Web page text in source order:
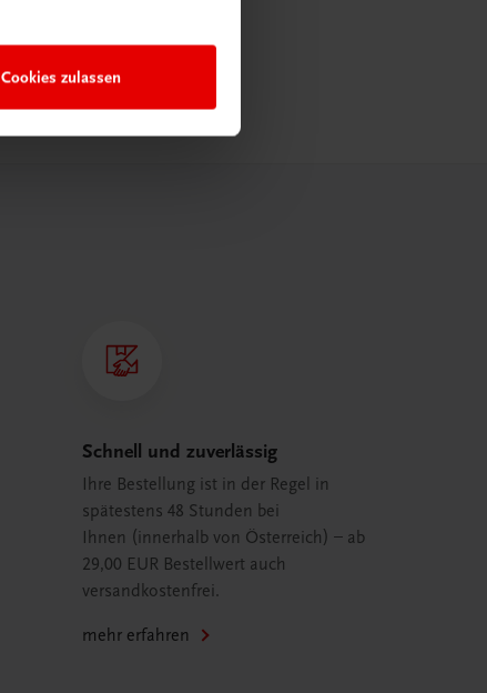
Cookies zulassen
Schnell und zuverlässig
Ihre Bestellung ist in der Regel in
spätestens 48 Stunden bei
Ihnen (innerhalb von Österreich) – ab
29,00 EUR Bestellwert auch
versandkostenfrei.
mehr erfahren